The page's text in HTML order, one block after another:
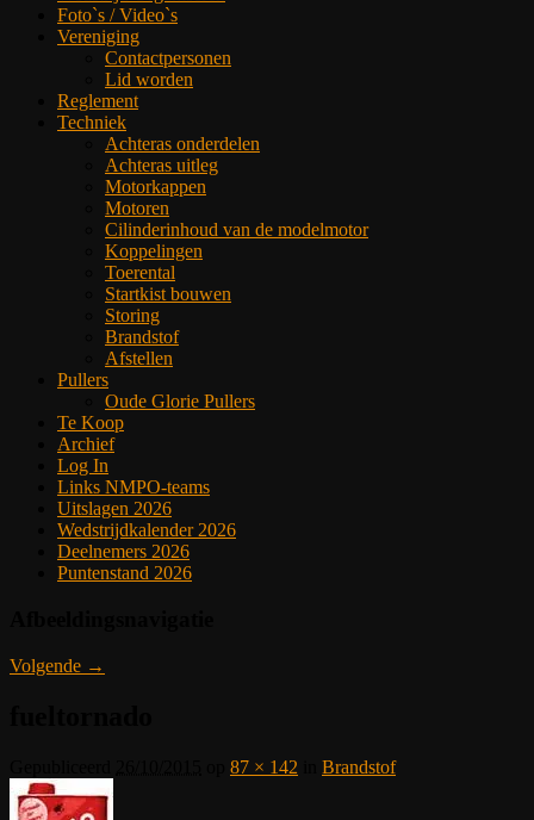
Foto`s / Video`s
Vereniging
Contactpersonen
Lid worden
Reglement
Techniek
Achteras onderdelen
Achteras uitleg
Motorkappen
Motoren
Cilinderinhoud van de modelmotor
Koppelingen
Toerental
Startkist bouwen
Storing
Brandstof
Afstellen
Pullers
Oude Glorie Pullers
Te Koop
Archief
Log In
Links NMPO-teams
Uitslagen 2026
Wedstrijdkalender 2026
Deelnemers 2026
Puntenstand 2026
Volgende →
87 × 142 Brandstof